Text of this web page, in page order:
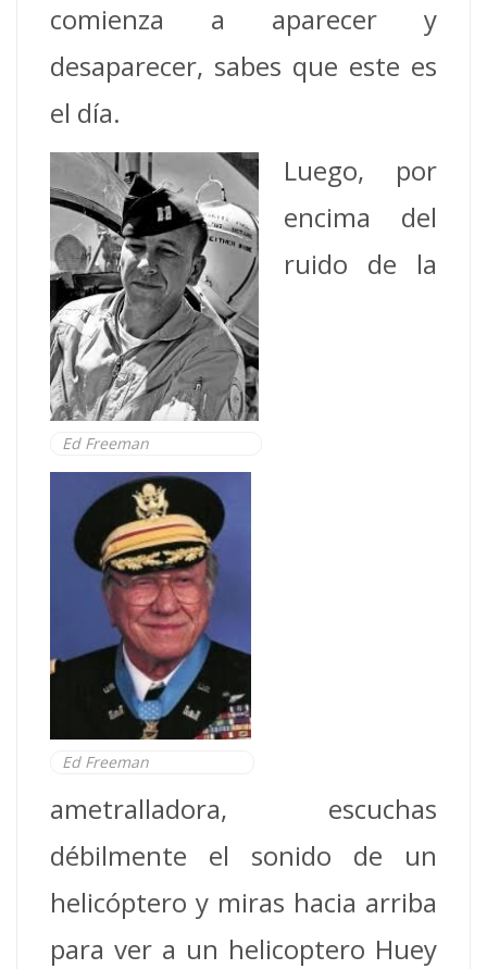
comienza a aparecer y
desaparecer, sabes que este es
el día.
Ed Freeman
Ed Freeman
Luego, por
encima del
ruido de la
ametralladora, escuchas
débilmente el sonido de un
helicóptero y miras hacia arriba
para ver a un helicoptero Huey